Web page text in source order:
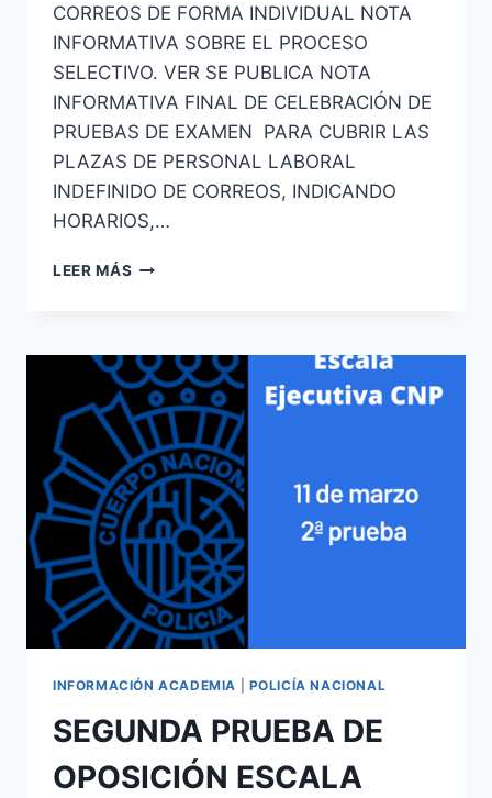
CORREOS DE FORMA INDIVIDUAL NOTA
INFORMATIVA SOBRE EL PROCESO
SELECTIVO. VER SE PUBLICA NOTA
INFORMATIVA FINAL DE CELEBRACIÓN DE
PRUEBAS DE EXAMEN PARA CUBRIR LAS
PLAZAS DE PERSONAL LABORAL
INDEFINIDO DE CORREOS, INDICANDO
HORARIOS,…
LEER MÁS CORREOS
CONVOCATORIA
DE
EXAMEN
7
DE
MAYO
INFORMACIÓN ACADEMIA POLICÍA NACIONAL
SEGUNDA PRUEBA DE
OPOSICIÓN ESCALA